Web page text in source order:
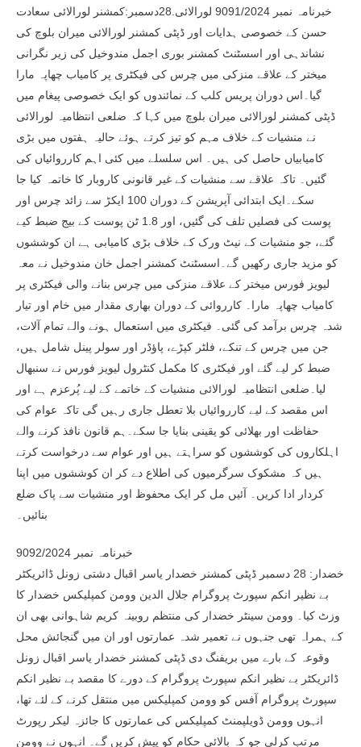
خبرنامہ نمبر 9091/2024 لورالائی.28دسمبر:کمشنر لورالائی سعادت
حسن کے خصوصی ہدایات اور ڈپٹی کمشنر لورالائی میران بلوچ کی
نشاندہی اور اسسٹنٹ کمشنر بوری اجمل مندوخیل کی زیر نگرانی
میختر کے علاقے منزکی میں چرس کی فیکٹری پر کامیاب چھاپہ مارا
گیا۔اس دوران پریس کلب کے نمائندوں کو ایک خصوصی پیغام میں
ڈپٹی کمشنر لورالائی میران بلوچ میں کہا کہ ضلعی انتظامیہ لورالائی
نے منشیات کے خلاف مہم کو تیز کرتے ہوئے حالیہ ہفتوں میں بڑی
کامیابیاں حاصل کی ہیں۔ اس سلسلے میں کئی اہم کارروائیاں کی
گئیں۔ تاکہ علاقے سے منشیات کے غیر قانونی کاروبار کا خاتمہ کیا جا
سکے۔ایک ابتدائی آپریشن کے دوران 100 ایکڑ سے زائد چرس اور
پوست کی فصلیں تلف کی گئیں، اور 1.8 ٹن پوست کے بیج ضبط کیے
گئے، جو منشیات کے نیٹ ورک کے خلاف بڑی کامیابی ہے ان کوششوں
کو مزید جاری رکھیں گے۔اسسٹنٹ کمشنر اجمل خان مندوخیل نے معہ
لیویز فورس میختر کے علاقے منزکی میں چرس بنانے والی فیکٹری پر
کامیاب چھاپہ مارا۔ کارروائی کے دوران بھاری مقدار میں خام اور تیار
شدہ چرس برآمد کی گئی۔ فیکٹری میں استعمال ہونے والے تمام آلات،
جن میں چرس کے تنکے، فلٹر کپڑے، پاؤڈر اور سولر پینل شامل ہیں،
ضبط کر لیے گئے اور فیکٹری کا مکمل کنٹرول لیویز فورس نے سنبھال
لیا۔ضلعی انتظامیہ لورالائی منشیات کے خاتمے کے لیے پُرعزم ہے اور
اس مقصد کے لیے کارروائیاں بلا تعطل جاری رہیں گی تاکہ عوام کی
حفاظت اور بھلائی کو یقینی بنایا جا سکے۔ہم قانون نافذ کرنے والے
اہلکاروں کی کوششوں کو سراہتے ہیں اور عوام سے درخواست کرتے
ہیں کہ مشکوک سرگرمیوں کی اطلاع دے کر ان کوششوں میں اپنا
کردار ادا کریں۔ آئیں مل کر ایک محفوظ اور منشیات سے پاک ضلع
بنائیں۔
خبرنامہ نمبر 9092/2024
خضدار: 28 دسمبر ڈپٹی کمشنر خضدار یاسر اقبال دشتی زونل ڈائریکٹر
بے نظیر انکم سپورٹ پروگرام جلال الدین وومن کمپلیکس خضدار کا
وزٹ کیا۔ وومن سینٹر خضدار کی منتظم روبینہ کریم شاہوانی بھی ان
کے ہمراہ تھی جنہوں نے تعمیر شدہ عمارتوں اور ان میں گنجائش محل
وقوعہ کے بارے میں بریفنگ دی ڈپٹی کمشنر خضدار یاسر اقبال زونل
ڈائریکٹر بے نظیر انکم سپورٹ پروگرام کے دورے کا مقصد بے نظیر انکم
سپورٹ پروگرام آفس کو وومن کمپلیکس میں منتقل کرنے کے لئے تھا،
انہوں وومن ڈویلپمنٹ کمپلیکس کی عمارتوں کا جائزہ لیکر رپورٹ
مرتب کرلی جو کہ بالائی حکام کو پیش کریں گے۔ انہوں نے وومن